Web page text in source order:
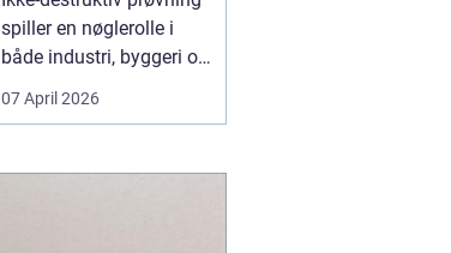
spiller en nøglerolle i
både industri, byggeri og
energisektoren. Når du
arbejder med
udstyr, konstruktioner
07 April 2026